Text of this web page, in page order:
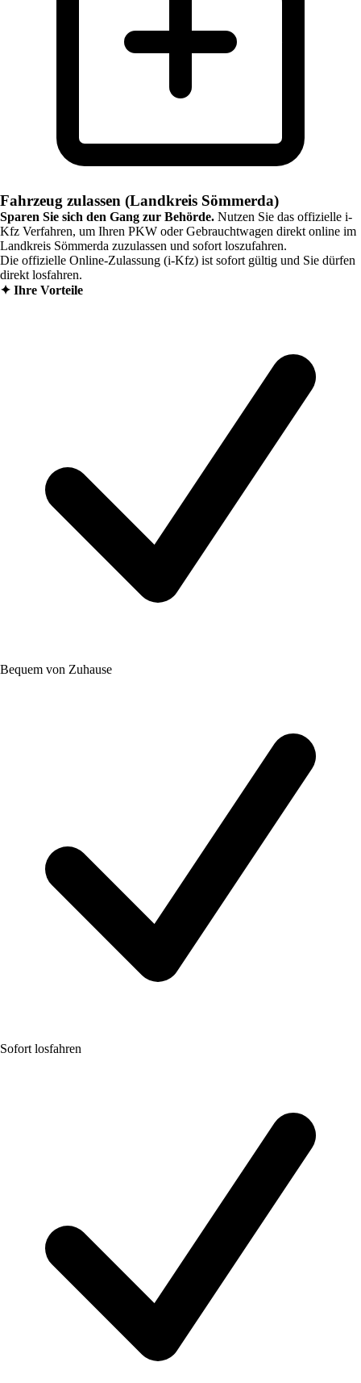
Fahrzeug zulassen (Landkreis Sömmerda)
Sparen Sie sich den Gang zur Behörde. Nutzen Sie das offizielle i-
Kfz Verfahren, um Ihren PKW oder Gebrauchtwagen direkt online im
Landkreis Sömmerda zuzulassen und sofort loszufahren.
Die offizielle Online-Zulassung (i-Kfz) ist sofort gültig und Sie dürfen
direkt losfahren.
✦ Ihre Vorteile
Bequem von Zuhause
Sofort losfahren